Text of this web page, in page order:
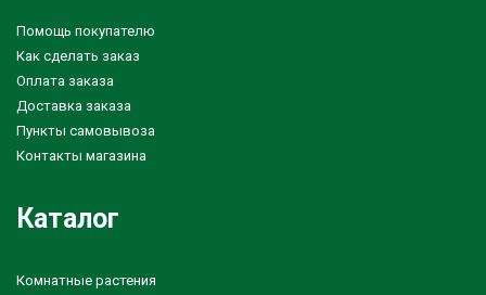
Помощь покупателю
Как сделать заказ
Оплата заказа
Доставка заказа
Пункты самовывоза
Контакты магазина
Каталог
Комнатные растения